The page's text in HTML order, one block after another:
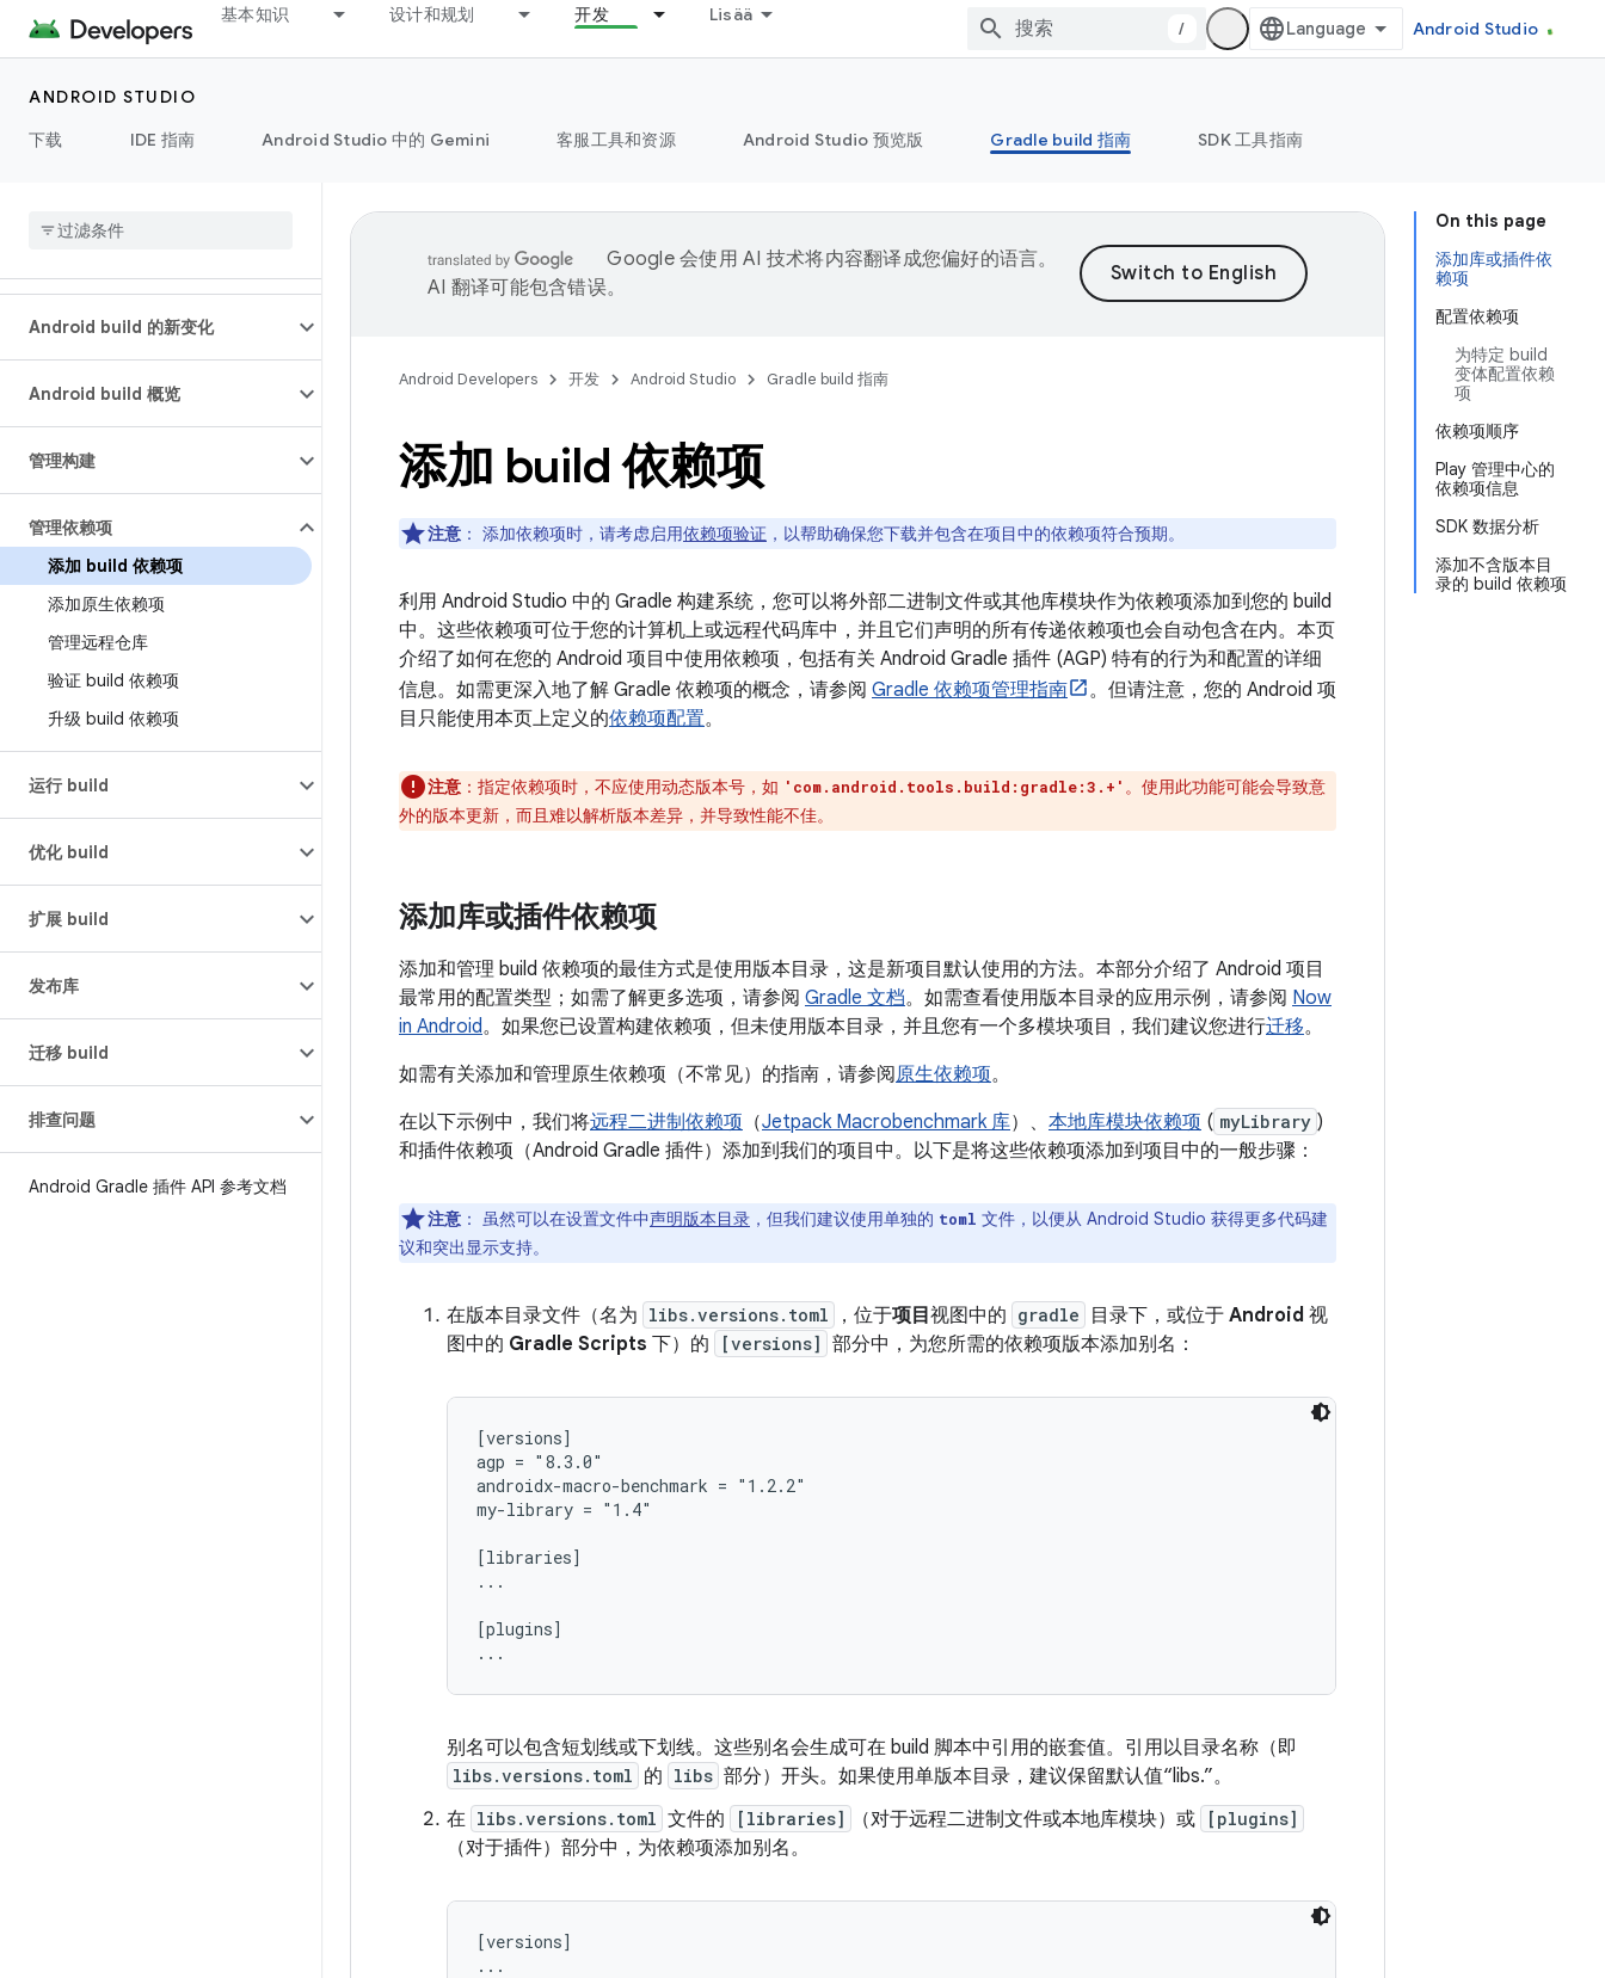
基本知识 设计和规划 开发 Lisää
/ Android Studio
ANDROID STUDIO
下载
IDE 指南 Android Studio 中的 Gemini 客服工具和资源 Android Studio 预览版 Gradle build 指南 SDK 工具指南
Android build 的新变化
Android build 概览
管理构建
管理依赖项
添加 build 依赖项
添加原生依赖项
管理远程仓库
验证 build 依赖项
升级 build 依赖项
运行 build
优化 build
扩展 build
发布库
迁移 build
排查问题
Android Gradle 插件 API 参考文档
On this page
添加库或插件依
赖项
配置依赖项
为特定 build
变体配置依赖
项
依赖项顺序
Play 管理中心的
依赖项信息
SDK 数据分析
添加不含版本目
录的 build 依赖项
Google 会使用 AI 技术将内容翻译成您偏好的语言。
AI 翻译可能包含错误。
Android Developers 开发 Android Studio Gradle build 指南
添加 build 依赖项
注意 ： 添加依赖项时，请考虑启用依赖项验证 ，以帮助确保您下载并包含在项目中的依赖项符合预期。
利用 Android Studio 中的 Gradle 构建系统，您可以将外部二进制文件或其他库模块作为依赖项添加到您的 build
中。这些依赖项可位于您的计算机上或远程代码库中，并且它们声明的所有传递依赖项也会自动包含在内。本页
介绍了如何在您的 Android 项目中使用依赖项，包括有关 Android Gradle 插件 (AGP) 特有的行为和配置的详细
信息。如需更深入地了解 Gradle 依赖项的概念，请参阅 Gradle 依赖项管理指南
。但请注意，您的 Android 项
目只能使用本页上定义的依赖项配置。
注意 ： 指定依赖项时，不应使用动态版本号，如 'com.android.tools.build:gradle:3.+' 。使用此功能可能会导致意
外的版本更新，而且难以解析版本差异，并导致性能不佳。
添加库或插件依赖项
添加和管理 build 依赖项的最佳方式是使用版本目录，这是新项目默认使用的方法。本部分介绍了 Android 项目
最常用的配置类型；如需了解更多选项，请参阅 Gradle 文档。如需查看使用版本目录的应用示例，请参阅 Now
in Android。如果您已设置构建依赖项，但未使用版本目录，并且您有一个多模块项目，我们建议您进行迁移。
如需有关添加和管理原生依赖项（不常见）的指南，请参阅原生依赖项。
在以下示例中，我们将远程二进制依赖项 （Jetpack Macrobenchmark 库）、 本地库模块依赖项 ( myLibrary )
和插件依赖项（Android Gradle 插件）添加到我们的项目中。以下是将这些依赖项添加到项目中的一般步骤：
注意 ： 虽然可以在设置文件中声明版本目录 ，但我们建议使用单独的 toml 文件，以便从 Android Studio 获得更多代码建
议和突出显示支持。
在版本目录文件（名为 libs.versions.toml ，位于项目 视图中的 gradle 目录下，或位于 Android 视
图中的 Gradle Scripts 下）的 [versions] 部分中，为您所需的依赖项版本添加别名：
[versions]
agp = "8.3.0"
androidx-macro-benchmark = "1.2.2"
my-library = "1.4"
[libraries]
...
[plugins]
别名可以包含短划线或下划线。这些别名会生成可在 build 脚本中引用的嵌套值。引用以目录名称（即
libs.versions.toml 的 libs 部分）开头。如果使用单版本目录，建议保留默认值“libs.”。
在 libs.versions.toml 文件的 [libraries] （对于远程二进制文件或本地库模块）或 [plugins]
（对于插件）部分中，为依赖项添加别名。
[versions]
...